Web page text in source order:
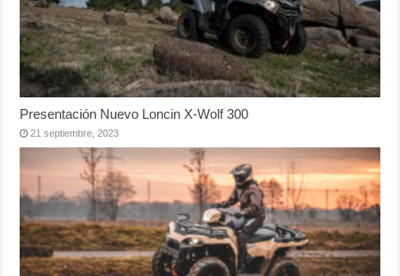
Presentación Nuevo Loncin X-Wolf 300
21 septiembre, 2023